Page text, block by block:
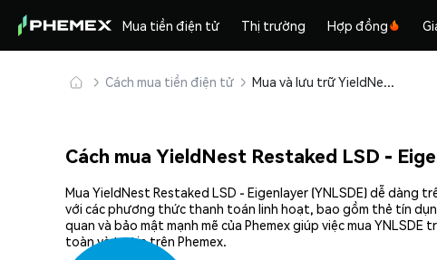
Mua tiền điện tử Thị trường Hợp đồng
Cách mua tiền điện tử Mua và lưu trữ YieldNest Restaked LSD - Eigenlayer (YNLSDE) an toàn
Cách mua YieldNest Restaked LSD -
Mua YieldNest Restaked LSD - Eigenlayer (YNLSDE) dễ
với các phương thức thanh toán linh hoạt, bao gồm thẻ tín
quan và bảo mật mạnh mẽ của Phemex giúp việc mua
toàn và tự tin trên Phemex.